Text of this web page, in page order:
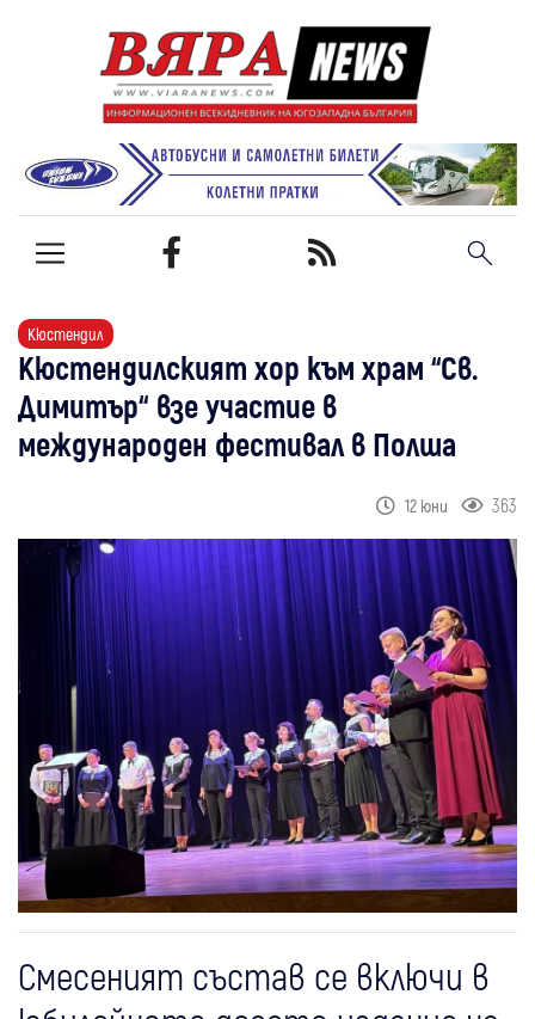
Кюстендил
Кюстендилският хор към храм “Св.
Димитър“ взе участие в
международен фестивал в Полша
12 юни 363
Смесеният състав се включи в